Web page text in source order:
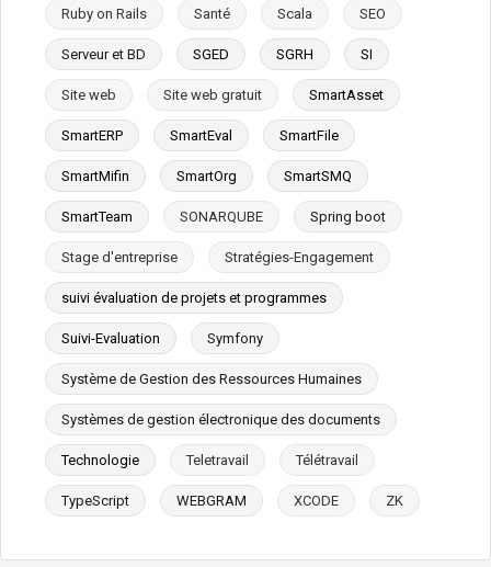
Ruby on Rails Santé Scala SEO
Serveur et BD SGED SGRH SI
Site web Site web gratuit SmartAsset
SmartERP SmartEval SmartFile
SmartMifin SmartOrg SmartSMQ
SmartTeam SONARQUBE Spring boot
Stage d'entreprise Stratégies-Engagement
suivi évaluation de projets et programmes
Suivi-Evaluation Symfony
Système de Gestion des Ressources Humaines
Systèmes de gestion électronique des documents
Technologie Teletravail Télétravail
TypeScript WEBGRAM XCODE ZK